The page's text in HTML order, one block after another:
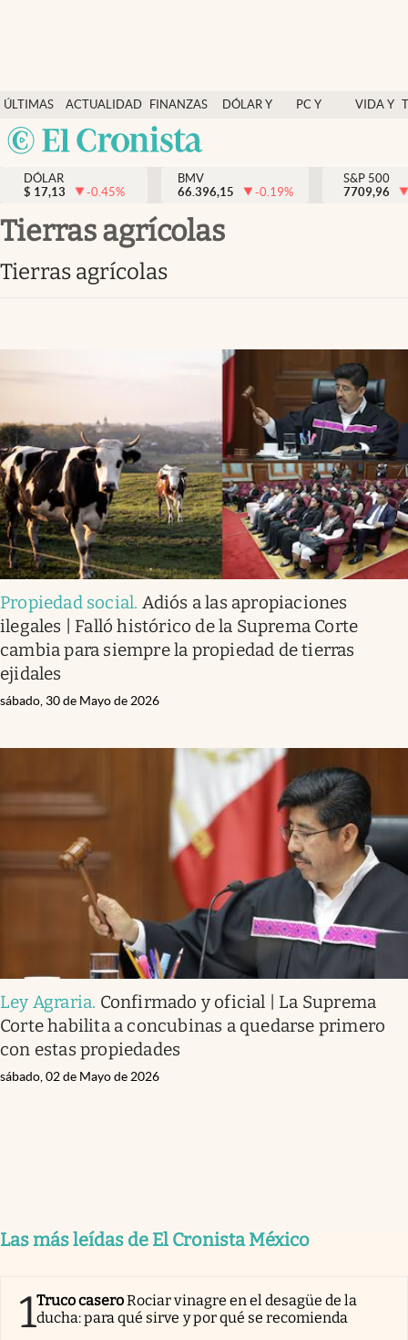
ÚLTIMAS
NOTICIAS
ACTUALIDAD
FINANZAS
Y
ECONOMÍA
DÓLAR Y
PC Y
VIDA Y
México
Actualidad
Finanzas y economía
Dólar y mercados
Opinión
Brand Strategy
Vida y estilo
Clima
Espiritualidad
Mediakit
abre en nueva pestaña
México
DÓLAR
$ 17,13 -0.45%
BMV
66.396,15
-0.19%
S&P 500
7709,96
Tierras agrícolas
Tierras agrícolas
Propiedad social. Adiós a las apropiaciones
ilegales | Falló histórico de la Suprema Corte
cambia para siempre la propiedad de tierras
ejidales
sábado, 30 de Mayo de 2026
Ley Agraria. Confirmado y oficial | La Suprema
Corte habilita a concubinas a quedarse primero
con estas propiedades
sábado, 02 de Mayo de 2026
Las más leídas de El Cronista México
1Truco caseroRociar vinagre en el desagüe de la
ducha: para qué sirve y por qué se recomienda